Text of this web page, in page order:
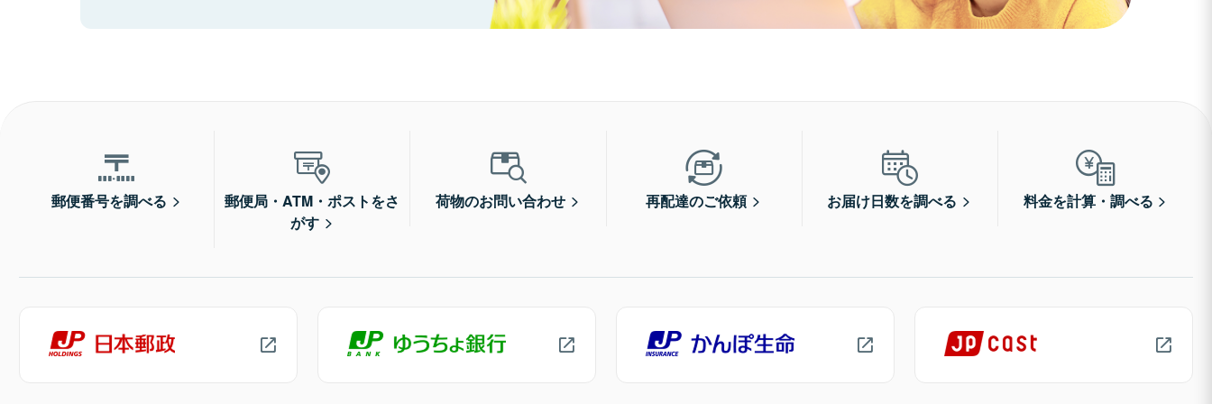
郵便番号を調べる
郵便局・ATM・ポストをさ
がす
荷物のお問い合わせ 再配達のご依頼 お届け日数を調べる 料金を計算・調べる